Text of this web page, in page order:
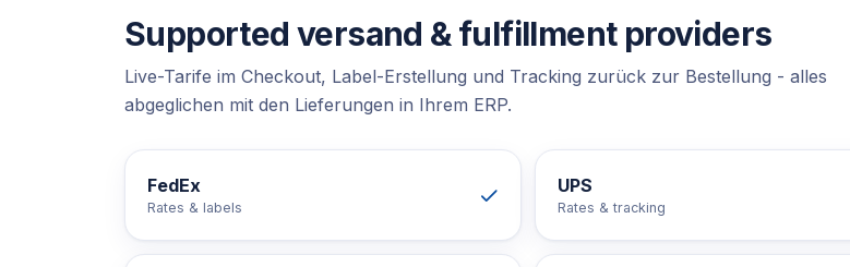
Supported versand & fulfillmentproviders
Live-Tarife im Checkout, Label-Erstellung und Tracking zurück zur Bestellung - alles
abgeglichen mit den Lieferungen in Ihrem ERP.
FedEx
Rates & labels
UPS
Rates & tracking